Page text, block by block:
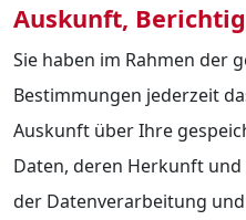
Auskunft,
Sie haben im Rahmen der
Bestimmungen jederzeit
Auskunft über Ihre
Daten, deren Herkunft
der Datenverarbeitung